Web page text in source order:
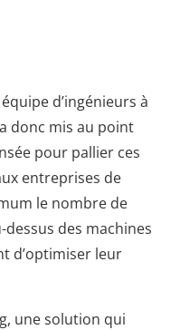
d’ingénieurs à
donc mis au point
pour pallier ces
entreprises de
le nombre de
des machines
d’optimiser leur
une solution qui